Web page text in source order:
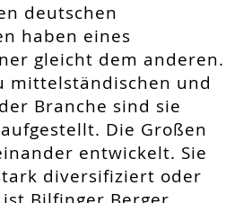
deutschen
haben eines
gleicht dem anderen.
mittelständischen und
Branche sind sie
Die Großen
entwickelt. Sie
diversifiziert oder